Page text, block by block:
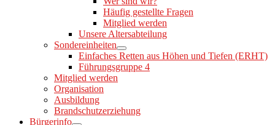
Häufig gestellte Fragen
Mitglied werden
Unsere Altersabteilung
Sondereinheiten
Einfaches Retten aus Höhen und Tiefen (ERHT)
Führungsgruppe 4
Mitglied werden
Organisation
Ausbildung
Brandschutzerziehung
Bürgerinfo